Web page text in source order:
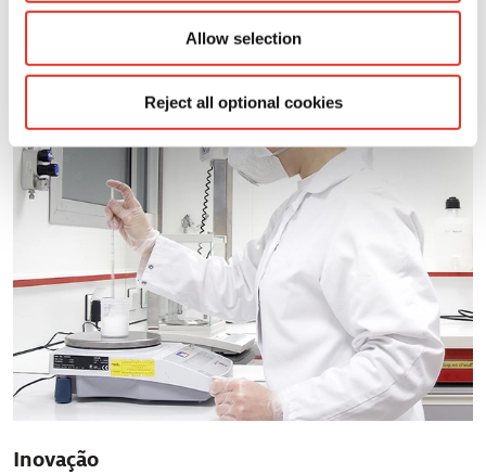
Allow selection
Reject all optional cookies
processos respeitem totalmente o bem-estar dos animais.
Inovação